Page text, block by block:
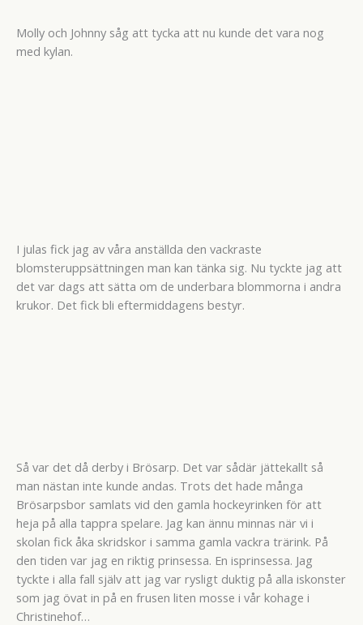
Molly och Johnny såg att tycka att nu kunde det vara nog
med kylan.
I julas fick jag av våra anställda den vackraste
blomsteruppsättningen man kan tänka sig. Nu tyckte jag att
det var dags att sätta om de underbara blommorna i andra
krukor. Det fick bli eftermiddagens bestyr.
Så var det då derby i Brösarp. Det var sådär jättekallt så
man nästan inte kunde andas. Trots det hade många
Brösarpsbor samlats vid den gamla hockeyrinken för att
heja på alla tappra spelare. Jag kan ännu minnas när vi i
skolan fick åka skridskor i samma gamla vackra trärink. På
den tiden var jag en riktig prinsessa. En isprinsessa. Jag
tyckte i alla fall själv att jag var rysligt duktig på alla iskonster
som jag övat in på en frusen liten mosse i vår kohage i
Christinehof…